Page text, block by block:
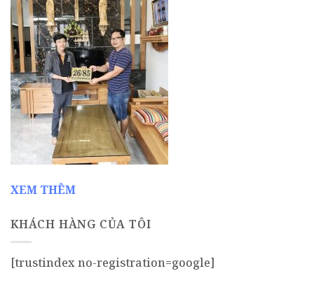
XEM THÊM
KHÁCH HÀNG CỦA TÔI
[trustindex no-registration=google]